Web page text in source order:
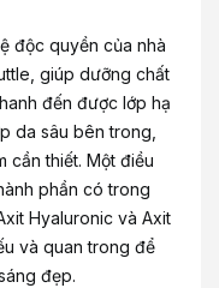
độc quyền của nhà
giúp dưỡng chất
đến được lớp hạ
da sâu bên trong,
cần thiết. Một điều
phần có trong
Hyaluronic và Axit
và quan trong để
đẹp.